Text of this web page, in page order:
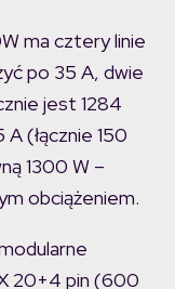
ma cztery linie
po 35 A, dwie
jest 1284
(łącznie 150
1300 W –
obciążeniem.
20+4 pin (600